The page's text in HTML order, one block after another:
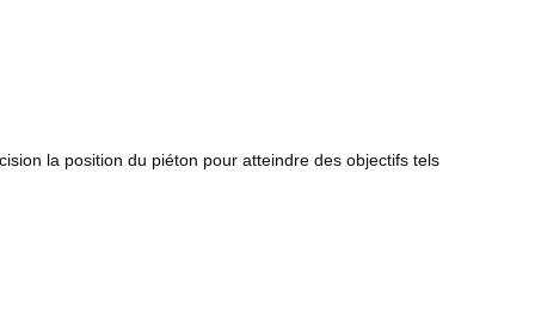
la position du piéton pour atteindre des objectifs tels